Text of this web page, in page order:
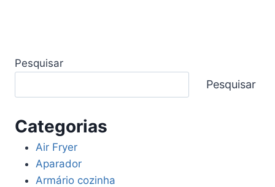
Pesquisar
Pesquisar
Categorias
Air Fryer
Aparador
Armário cozinha